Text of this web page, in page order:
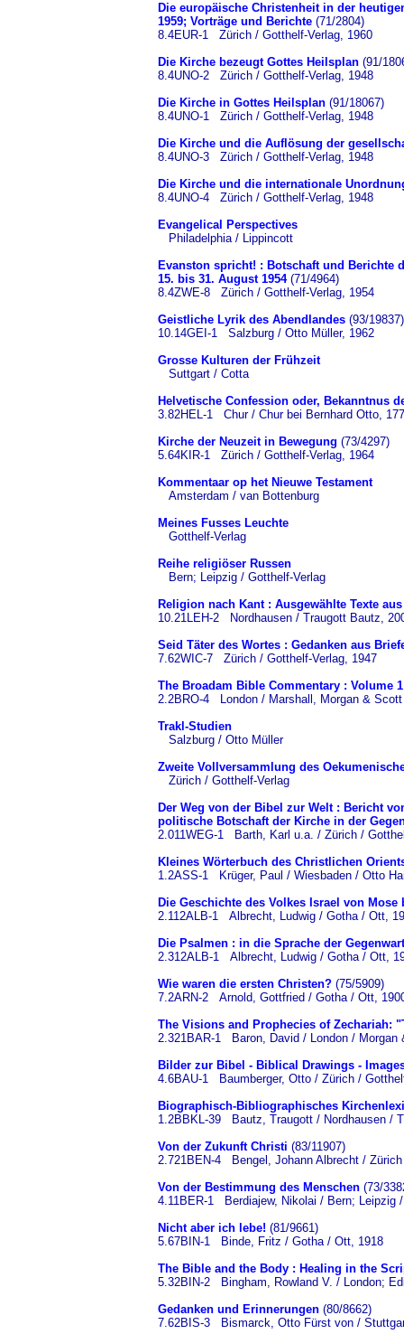
Die europäische Christenheit in der
1959; Vorträge und Berichte (71/2804)
8.4EUR-1 Zürich / Gotthelf-Verlag, 1960
Die Kirche bezeugt Gottes Heilsplan (91/
8.4UNO-2 Zürich / Gotthelf-Verlag, 1948
Die Kirche in Gottes Heilsplan (91/18067)
8.4UNO-1 Zürich / Gotthelf-Verlag, 1948
Die Kirche und die Auflösung der
8.4UNO-3 Zürich / Gotthelf-Verlag, 1948
Die Kirche und die internationale
8.4UNO-4 Zürich / Gotthelf-Verlag, 1948
Evangelical Perspectives
Philadelphia / Lippincott
Evanston spricht! : Botschaft und Berichte
15. bis 31. August 1954(71/4964)
8.4ZWE-8 Zürich / Gotthelf-Verlag, 1954
Geistliche Lyrik des Abendlandes (93/19837)
10.14GEI-1 Salzburg / Otto Müller, 1962
Grosse Kulturen der Frühzeit
Suttgart / Cotta
Helvetische Confession oder, Bekanntnus
3.82HEL-1 Chur / Chur bei Bernhard Otto,
Kirche der Neuzeit in Bewegung (73/4297)
5.64KIR-1 Zürich / Gotthelf-Verlag, 1964
Kommentaar op het Nieuwe Testament
Amsterdam / van Bottenburg
Meines Fusses Leuchte
Gotthelf-Verlag
Reihe religiöser Russen
Bern; Leipzig / Gotthelf-Verlag
Religion nach Kant : Ausgewählte Texte
10.21LEH-2 Nordhausen / Traugott Bautz,
Seid Täter des Wortes : Gedanken aus
7.62WIC-7 Zürich / Gotthelf-Verlag, 1947
The Broadam Bible Commentary : Volume
2.2BRO-4 London / Marshall, Morgan &
Trakl-Studien
Salzburg / Otto Müller
Zweite Vollversammlung des
Zürich / Gotthelf-Verlag
Der Weg von der Bibel zur Welt : Bericht
politische Botschaft der Kirche in der
2.011WEG-1 Barth, Karl u.a. / Zürich /
Kleines Wörterbuch des Christlichen
1.2ASS-1 Krüger, Paul / Wiesbaden / Otto
Die Geschichte des Volkes Israel von
2.112ALB-1 Albrecht, Ludwig / Gotha / Ott,
Die Psalmen : in die Sprache der
2.312ALB-1 Albrecht, Ludwig / Gotha / Ott,
Wie waren die ersten Christen? (75/5909)
7.2ARN-2 Arnold, Gottfried / Gotha / Ott,
The Visions and Prophecies of Zechariah:
2.321BAR-1 Baron, David / London / Morgan
Bilder zur Bibel - Biblical Drawings -
4.6BAU-1 Baumberger, Otto / Zürich /
Biographisch-Bibliographisches
1.2BBKL-39 Bautz, Traugott / Nordhausen /
Von der Zukunft Christi (83/11907)
2.721BEN-4 Bengel, Johann Albrecht /
Von der Bestimmung des Menschen (73/
4.11BER-1 Berdiajew, Nikolai / Bern; Leipzig
Nicht aber ich lebe! (81/9661)
5.67BIN-1 Binde, Fritz / Gotha / Ott, 1918
The Bible and the Body : Healing in the
5.32BIN-2 Bingham, Rowland V. / London;
Gedanken und Erinnerungen (80/8662)
7.62BIS-3 Bismarck, Otto Fürst von /